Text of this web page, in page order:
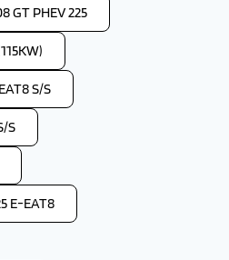
GT PHEV 225
S/S
S
E-EAT8